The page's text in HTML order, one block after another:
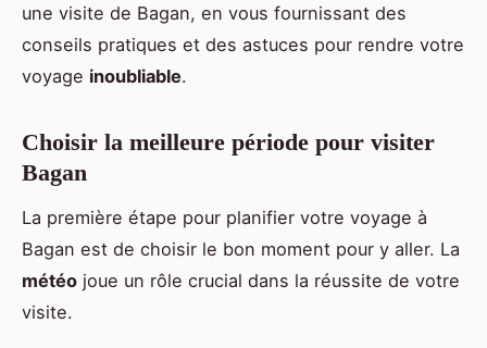
une visite de Bagan, en vous fournissant des
conseils pratiques et des astuces pour rendre votre
voyage inoubliable.
Choisir la meilleure période pour visiter
Bagan
La première étape pour planifier votre voyage à
Bagan est de choisir le bon moment pour y aller. La
météo joue un rôle crucial dans la réussite de votre
visite.